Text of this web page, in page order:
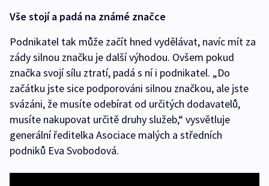
Vše stojí a padá na známé značce
Podnikatel tak může začít hned vydělávat, navíc mít za
zády silnou značku je další výhodou. Ovšem pokud
značka svojí sílu ztratí, padá s ní i podnikatel. „Do
začátku jste sice podporováni silnou značkou, ale jste
svázáni, že musíte odebírat od určitých dodavatelů,
musíte nakupovat určitě druhy služeb,“ vysvětluje
generální ředitelka Asociace malých a středních
podniků Eva Svobodová.